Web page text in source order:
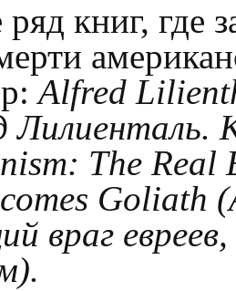
книг, где
Alfred
Лилиенталь.
The Real
Goliath
враг